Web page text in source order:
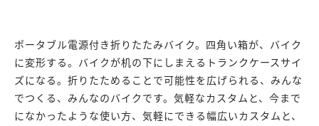
ポータブル電源付き折りたたみバイク。四角い箱が、バイク
に変形する。バイクが机の下にしまえるトランクケースサイ
ズになる。折りたためることで可能性を広げられる、みんな
でつくる、みんなのバイクです。気軽なカスタムと、今まで
になかったような使い方、気軽にできる幅広いカスタムと、